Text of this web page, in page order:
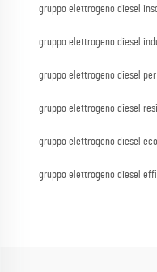
gruppo elettrogeno diesel
gruppo elettrogeno diesel
gruppo elettrogeno diesel
gruppo elettrogeno diesel
gruppo elettrogeno diesel
gruppo elettrogeno diesel